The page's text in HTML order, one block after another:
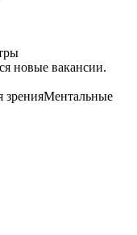
новые вакансии.
зренияМентальные